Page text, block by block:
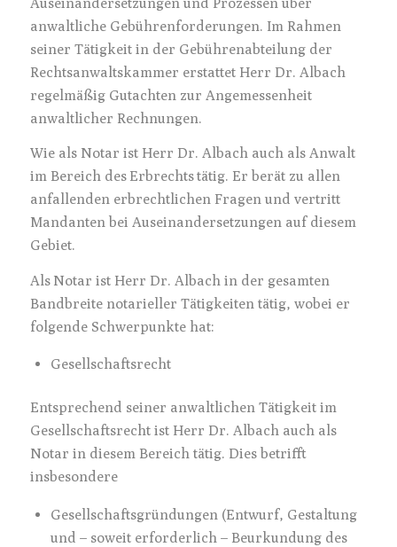
anwaltliche Gebührenforderungen. Im Rahmen
seiner Tätigkeit in der Gebührenabteilung der
Rechtsanwaltskammer erstattet Herr Dr. Albach
regelmäßig Gutachten zur Angemessenheit
anwaltlicher Rechnungen.
Wie als Notar ist Herr Dr. Albach auch als Anwalt
im Bereich des Erbrechts tätig. Er berät zu allen
anfallenden erbrechtlichen Fragen und vertritt
Mandanten bei Auseinandersetzungen auf diesem
Gebiet.
Als Notar ist Herr Dr. Albach in der gesamten
Bandbreite notarieller Tätigkeiten tätig, wobei er
folgende Schwerpunkte hat:
Gesellschaftsrecht
Entsprechend seiner anwaltlichen Tätigkeit im
Gesellschaftsrecht ist Herr Dr. Albach auch als
Notar in diesem Bereich tätig. Dies betrifft
insbesondere
Gesellschaftsgründungen (Entwurf, Gestaltung
und – soweit erforderlich – Beurkundung des